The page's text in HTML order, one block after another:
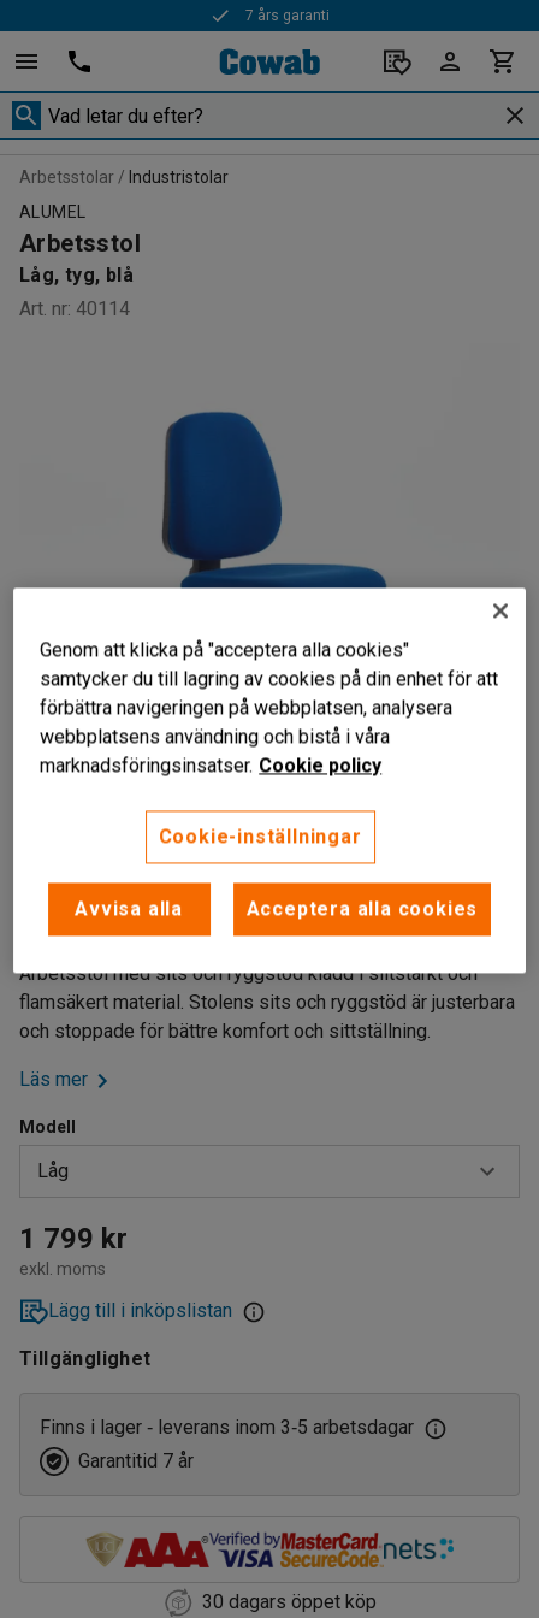
7 års garanti
Arbetsstolar
Industristolar
ALUMEL
Arbetsstol
Låg, tyg, blå
Art. nr: 40114
Flamsäker klädsel
Skumstoppad
Arbetsstol med sits och ryggstöd klädd i slitstarkt och
flamsäkert material. Stolens sits och ryggstöd är justerbara
och stoppade för bättre komfort och sittställning.
Läs mer
Modell
Låg
Hög
Låg
1 799 kr
exkl. moms
Lägg till i inköpslistan
Tillgänglighet
Finns i lager ‑ leverans inom 3‑5 arbetsdagar
Garantitid 7 år
30 dagars öppet köp
Genom att klicka på "acceptera alla cookies"
samtycker du till lagring av cookies på din enhet för att
förbättra navigeringen på webbplatsen, analysera
webbplatsens användning och bistå i våra
marknadsföringsinsatser. Cookie policy
Cookie-inställningar
Avvisa alla Acceptera alla cookies